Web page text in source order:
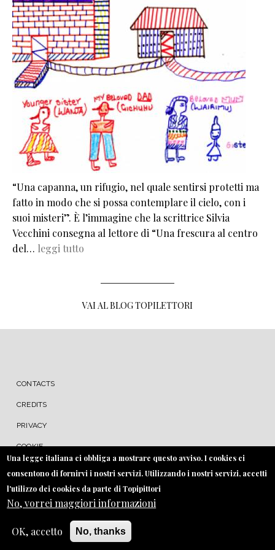
“Una capanna, un rifugio, nel quale sentirsi protetti ma
fatto in modo che si possa contemplare il cielo, con i
suoi misteri”. È l’immagine che la scrittrice Silvia
Vecchini consegna al lettore di “Una frescura al centro
del… leggi tutto
VAI AL BLOG TOPILETTORI
MENU FOOTER
CONTACTS
CREDITS
PRIVACY
COOKIE
Una legge italiana ci obbliga a mostrare questo avviso. I cookies ci
consentono di fornirvi i nostri servizi. Utilizzando i nostri servizi, accetti
l'utilizzo dei cookies da parte di Topipittori
No, vorrei maggiori informazioni
OK, accetto No, thanks